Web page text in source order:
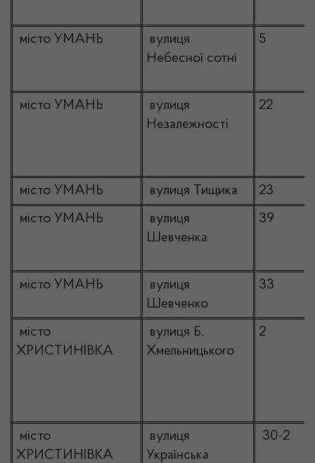
місто УМАНЬ
вулиця
Небесної сотні
5
місто УМАНЬ
вулиця
Незалежності
22
місто УМАНЬ вулиця Тищика
23
місто УМАНЬ
вулиця
Шевченка
39
місто УМАНЬ
вулиця
Шевченко
33
місто
ХРИСТИНІВКА
вулиця Б.
Хмельницького
2
місто
ХРИСТИНІВКА
вулиця
Українська
30-2